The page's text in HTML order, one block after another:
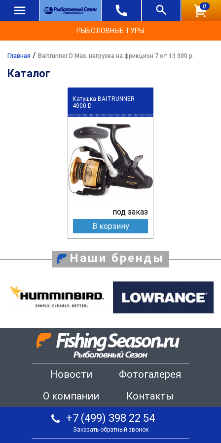
0
РЫБОЛОВНЫЕ ТУРЫ
Главная / Baitrunner D Max. нагрузка на фрикцион 7 от 13 300 р.
Каталог
Катушка BAITRUNNER
4000 D
под заказ
В корзину
Наши бренды
Новости
Фотогалерея
О компании
Контакты
+7 (499) 398 22 54
Заказать обратный звонок